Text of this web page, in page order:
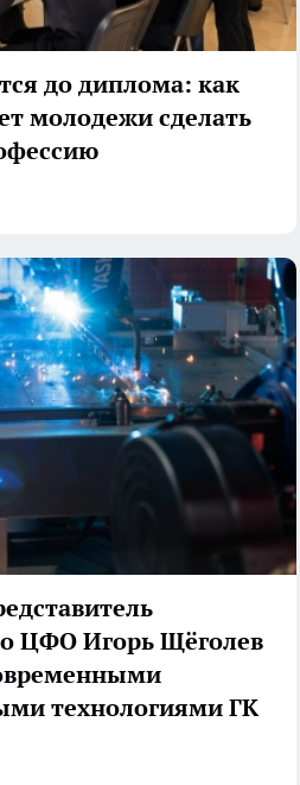
до диплома: как
молодежи сделать
ЦФО Игорь Щёголев
технологиями ГК